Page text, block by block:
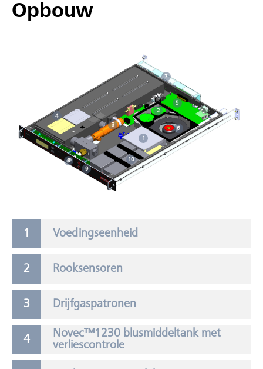
Opbouw
1
2
3
4
5
6
7
8
9
10
Voedingseenheid
Rooksensoren
Drijfgaspatronen
Novec™1230 blusmiddeltank met
verliescontrole